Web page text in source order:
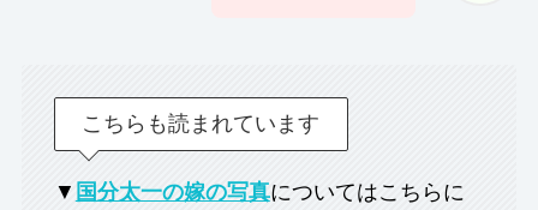
こちらも読まれています
▼ 国分太一の嫁の写真についてはこちらに